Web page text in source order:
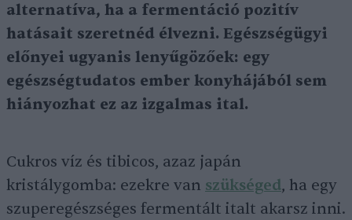
alternatíva, ha a fermentáció pozitív
hatásait szeretnéd élvezni. Egészségügyi
előnyei ugyanis lenyűgözőek: egy
egészségtudatos ember konyhájából sem
hiányozhat ez az izgalmas ital.
Cukros víz és tibicos, azaz japán
kristálygomba: ezekre van szükséged, ha egy
szuperegészséges fermentált italt akarsz inni.